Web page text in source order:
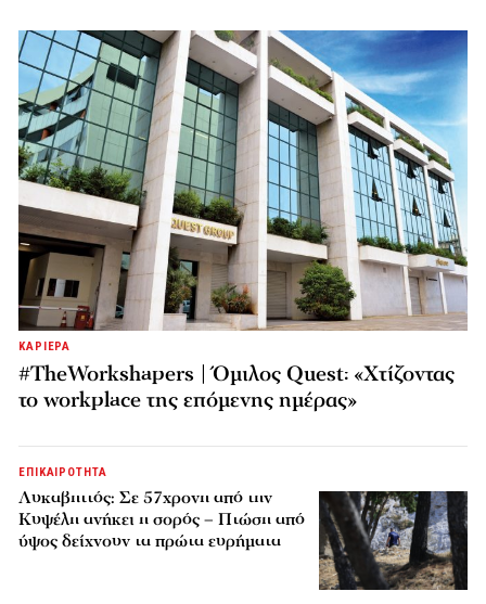
ΚΑΡΙΕΡΑ
#TheWorkshapers | Όμιλος Quest: «Χτίζοντας
το workplace της επόμενης ημέρας»
ΕΠΙΚΑΙΡΟΤΗΤΑ
Λυκαβηττός: Σε 57χρονη από την
Κυψέλη ανήκει η σορός – Πτώση από
ύψος δείχνουν τα πρώτα ευρήματα